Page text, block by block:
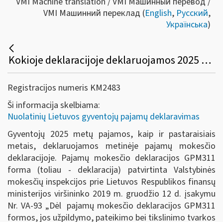
VMI Машинний переклад (English, Русский,
Українська)
Kokioje deklaracijoje deklaruojamos 2025 metais gautos pajamos?
Registracijos numeris KM2483
Ši informacija skelbiama:
Nuolatinių Lietuvos gyventojų pajamų deklaravimas
Gyventojų 2025 metų pajamos, kaip ir pastaraisiais
metais, deklaruojamos metinėje pajamų mokesčio
deklaracijoje. Pajamų mokesčio deklaracijos GPM311
forma (toliau - deklaracija) patvirtinta Valstybinės
mokesčių inspekcijos prie Lietuvos Respublikos finansų
ministerijos viršininko 2019 m. gruodžio 12 d. įsakymu
Nr. VA-93 „Dėl pajamų mokesčio deklaracijos GPM311
formos, jos užpildymo, pateikimo bei tikslinimo tvarkos